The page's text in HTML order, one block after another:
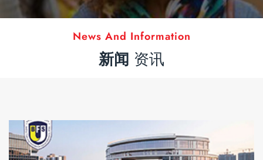
News And Information
新闻 资讯